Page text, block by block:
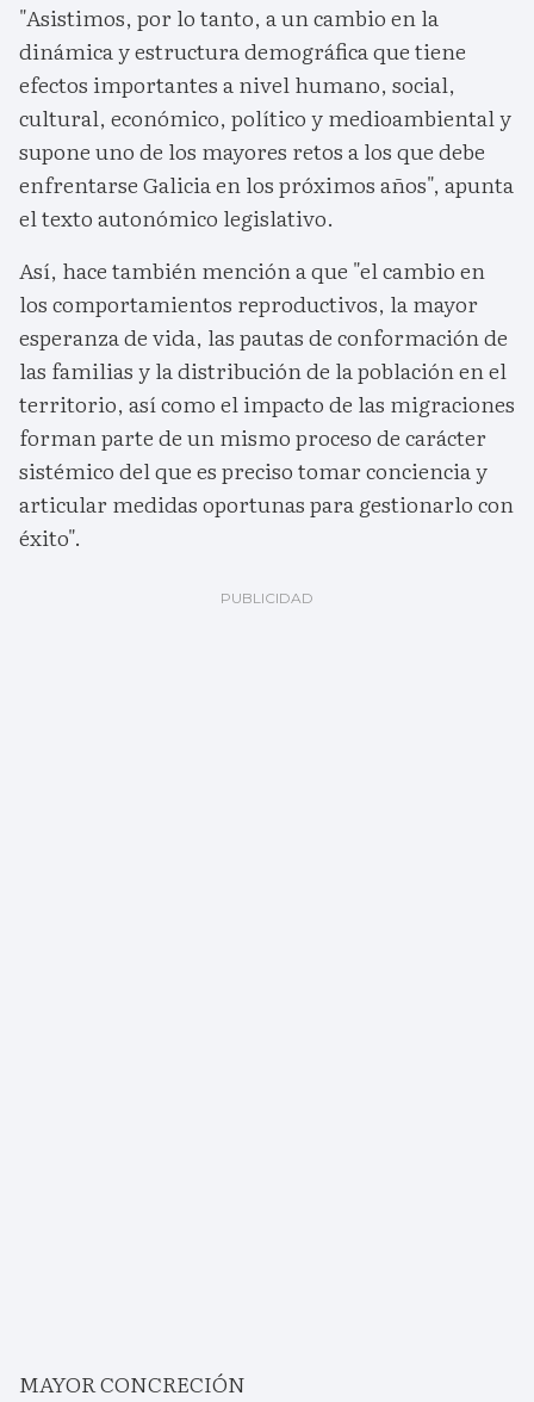
"Asistimos, por lo tanto, a un cambio en la
dinámica y estructura demográfica que tiene
efectos importantes a nivel humano, social,
cultural, económico, político y medioambiental y
supone uno de los mayores retos a los que debe
enfrentarse Galicia en los próximos años", apunta
el texto autonómico legislativo.
Así, hace también mención a que "el cambio en
los comportamientos reproductivos, la mayor
esperanza de vida, las pautas de conformación de
las familias y la distribución de la población en el
territorio, así como el impacto de las migraciones
forman parte de un mismo proceso de carácter
sistémico del que es preciso tomar conciencia y
articular medidas oportunas para gestionarlo con
éxito".
MAYOR CONCRECIÓN